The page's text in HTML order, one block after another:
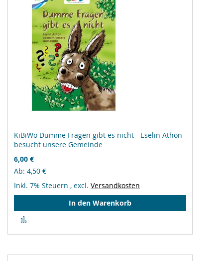
KiBiWo Dumme Fragen gibt es nicht - Eselin Athon
besucht unsere Gemeinde
6,00 €
Ab 4,50 €
Inkl. 7% Steuern , excl. Versandkosten
In den Warenkorb
hinzufügen